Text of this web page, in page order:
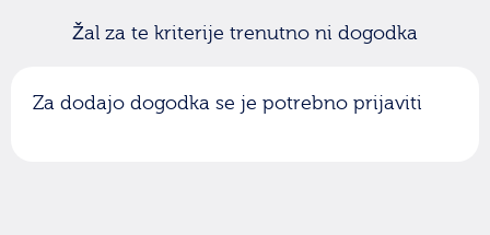
Žal za te kriterije trenutno ni dogodka
Za dodajo dogodka se je potrebno prijaviti